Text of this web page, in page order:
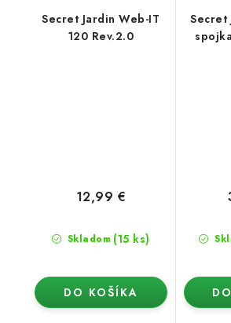
Secret Jardin Web-IT
120 Rev.2.0
Skladom (15 ks)
12,99 €
DO KOŠÍKA
Secret